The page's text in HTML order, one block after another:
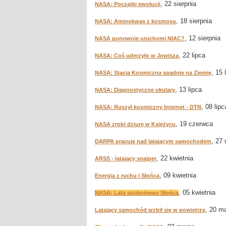
NASA: Początki ewolucji, 22 sierpnia
NASA: Aminokwas z kosmosu, 18 sierpnia
NASA ponownie uruchomi NIAC?, 12 sierpnia
NASA: Coś uderzyło w Jowisza, 22 lipca
NASA: Stacja Kosmiczna spadnie na Ziemię, 15
NASA: Diagnostyczne okulary, 13 lipca
NASA: Ruszył kosmiczny Internet - DTN, 08
NASA zrobi dziurę w Księżycu, 19 czerwca
DARPA pracuje nad latającym samochodem, 27
ARSS - latający snajper, 22 kwietnia
Energia z ruchu i Słońca, 09 kwietnia
NASA: Lata spokojnego Słońca, 05 kwietnia
Latający samochód wzbił się w powietrze, 20